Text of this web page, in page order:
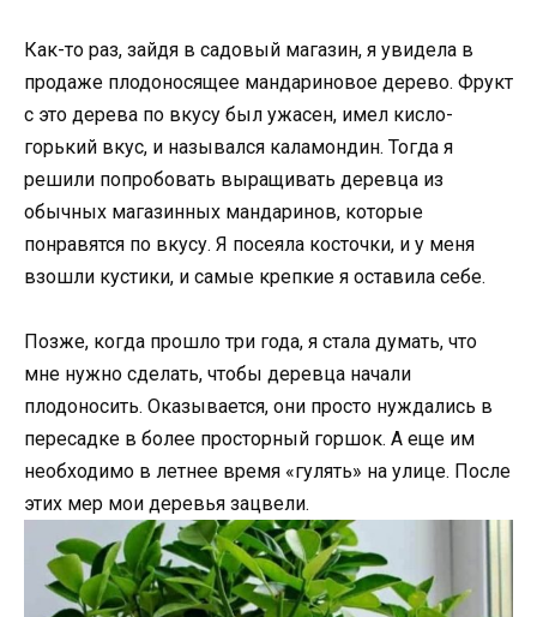
Как-то раз, зайдя в садовый магазин, я увидела в
продаже плодоносящее мандариновое дерево. Фрукт
с это дерева по вкусу был ужасен, имел кисло-
горький вкус, и назывался каламондин. Тогда я
решили попробовать выращивать деревца из
обычных магазинных мандаринов, которые
понравятся по вкусу. Я посеяла косточки, и у меня
взошли кустики, и самые крепкие я оставила себе.
Позже, когда прошло три года, я стала думать, что
мне нужно сделать, чтобы деревца начали
плодоносить. Оказывается, они просто нуждались в
пересадке в более просторный горшок. А еще им
необходимо в летнее время «гулять» на улице. После
этих мер мои деревья зацвели.